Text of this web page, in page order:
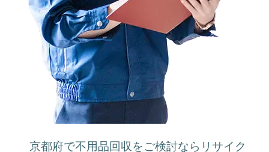
京都府で不用品回収をご検討ならリサイク